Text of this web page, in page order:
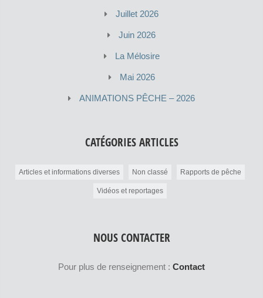
Juillet 2026
Juin 2026
La Mélosire
Mai 2026
ANIMATIONS PÊCHE – 2026
CATÉGORIES ARTICLES
Articles et informations diverses Non classé Rapports de pêche
Vidéos et reportages
NOUS CONTACTER
Pour plus de renseignement : Contact